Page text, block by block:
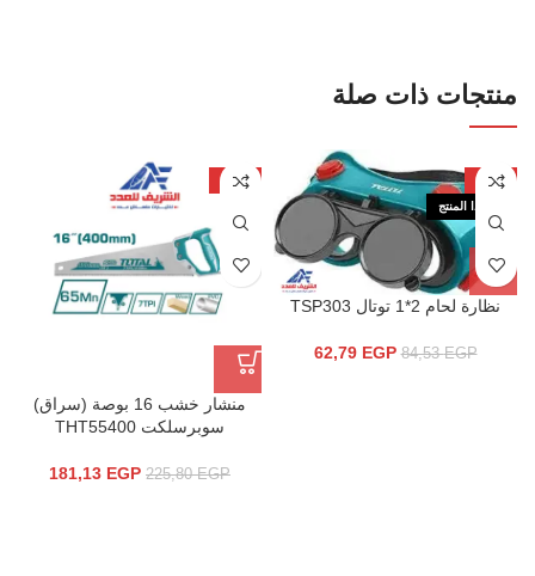
منتجات ذات صلة
-26%
نفذ هذا المنتج
نظارة لحام 2*1 توتال TSP303
84,53EGP
62,79 EGP
-20%
منشار خشب 16 بوصة (سراق)
سوبرسلكت THT55400
225,80EGP
181,13 EGP